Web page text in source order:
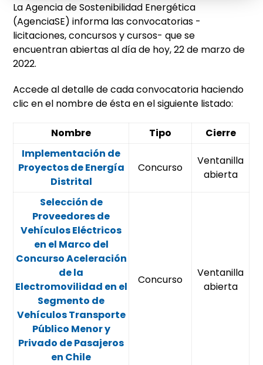
La Agencia de Sostenibilidad Energética
(AgenciaSE) informa las convocatorias -
licitaciones, concursos y cursos- que se
encuentran abiertas al día de hoy, 22 de marzo de
2022.
Accede al detalle de cada convocatoria haciendo
clic en el nombre de ésta en el siguiente listado:
Nombre Tipo
Cierre
Implementación de
Proyectos de Energía
Distrital
Concurso
Ventanilla
abierta
Selección de
Proveedores de
Vehículos Eléctricos
en el Marco del
Concurso Aceleración
de la
Electromovilidad en el
Segmento de
Vehículos Transporte
Público Menor y
Privado de Pasajeros
en Chile
Concurso
Ventanilla
abierta